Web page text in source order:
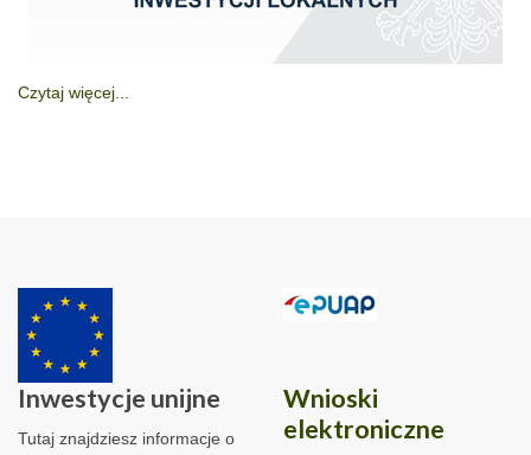
Czytaj więcej...
Inwestycje unijne
Tutaj znajdziesz informacje o
Wnioski
elektroniczne